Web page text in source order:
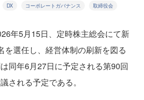
DX コーポレートガバナンス 取締役会
年5月15日、定時株主総会にて新
を選任し、経営体制の刷新を図る
同年6月27日に予定される第90回
される予定である。